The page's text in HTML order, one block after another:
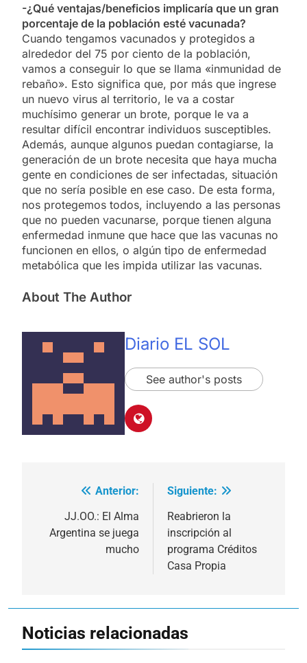
-¿Qué ventajas/beneficios implicaría que un gran
porcentaje de la población esté vacunada?
Cuando tengamos vacunados y protegidos a
alrededor del 75 por ciento de la población,
vamos a conseguir lo que se llama «inmunidad de
rebaño». Esto significa que, por más que ingrese
un nuevo virus al territorio, le va a costar
muchísimo generar un brote, porque le va a
resultar difícil encontrar individuos susceptibles.
Además, aunque algunos puedan contagiarse, la
generación de un brote necesita que haya mucha
gente en condiciones de ser infectadas, situación
que no sería posible en ese caso. De esta forma,
nos protegemos todos, incluyendo a las personas
que no pueden vacunarse, porque tienen alguna
enfermedad inmune que hace que las vacunas no
funcionen en ellos, o algún tipo de enfermedad
metabólica que les impida utilizar las vacunas.
About The Author
Diario EL SOL
See author's posts
Navegación
entradas
Anterior:
JJ.OO.: El Alma
Argentina se juega
mucho
Siguiente:
Reabrieron la
inscripción al
programa Créditos
Casa Propia
Noticias relacionadas